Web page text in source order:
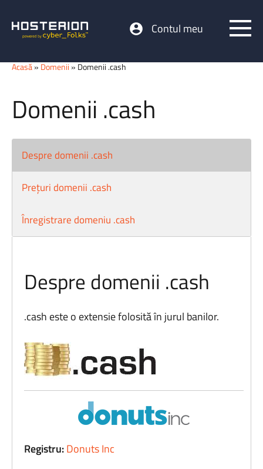
Contul meu
Acasă» Domenii » Domenii .cash
Domenii .cash
Despre domenii .cash
Prețuri domenii .cash
Înregistrare domeniu .cash
Despre domenii .cash
.cash este o extensie folosită în jurul banilor.
Registru:Donuts Inc